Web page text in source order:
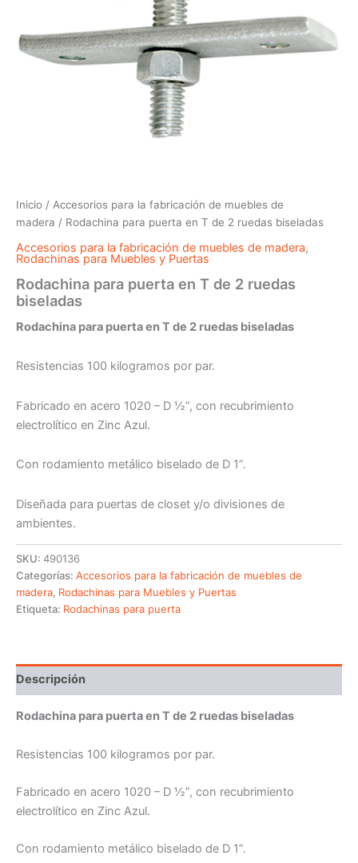
Inicio / Accesorios para la fabricación de muebles de
madera / Rodachina para puerta en T de 2 ruedas biseladas
Accesorios para la fabricación de muebles de madera,
Rodachinas para Muebles y Puertas
Rodachina para puerta en T de 2 ruedas
biseladas
Rodachina para puerta en T de 2 ruedas biseladas
Resistencias 100 kilogramos por par.
Fabricado en acero 1020 – D ½”, con recubrimiento
electrolítico en Zinc Azul.
Con rodamiento metálico biselado de D 1”.
Diseñada para puertas de closet y/o divisiones de
ambientes.
SKU: 490136
Categorías: Accesorios para la fabricación de muebles de
madera, Rodachinas para Muebles y Puertas
Etiqueta: Rodachinas para puerta
Descripción
Rodachina para puerta en T de 2 ruedas biseladas
Resistencias 100 kilogramos por par.
Fabricado en acero 1020 – D ½”, con recubrimiento
electrolítico en Zinc Azul.
Con rodamiento metálico biselado de D 1”.